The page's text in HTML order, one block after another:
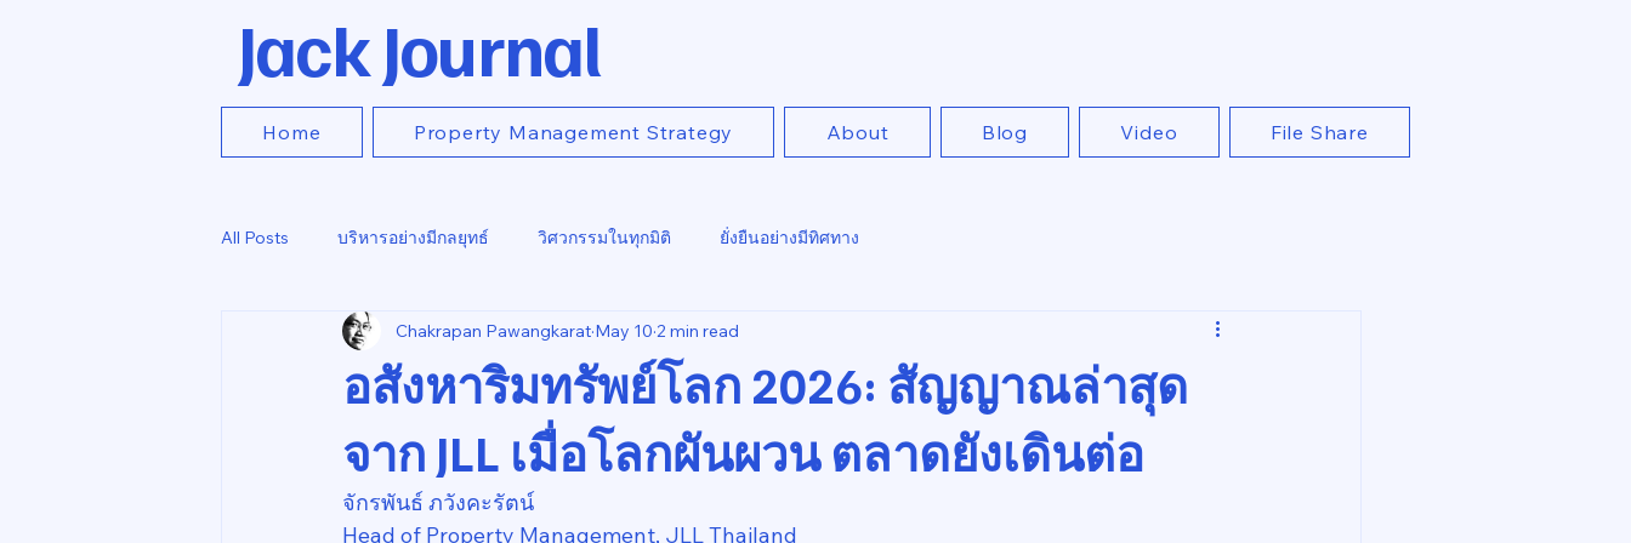
Jack Journal
Home Property Management Strategy About Blog Video File Share
All Posts บริหารอย่างมีกลยุทธ์ วิศวกรรมในทุกมิติ ยั่งยืนอย่างมีทิศทาง
อสังหาริมทรัพย์โลก 2026: สัญญาณล่าสุด
จาก JLL เมื่อโลกผันผวน ตลาดยังเดินต่อ
Chakrapan Pawangkarat May 10 2 min read
จักรพันธ์ ภวังคะรัตน์
Head of Property Management, JLL Thailand